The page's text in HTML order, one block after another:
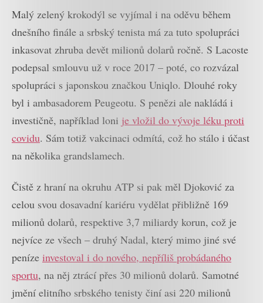
Malý zelený krokodýl se vyjímal i na oděvu během
dnešního finále a srbský tenista má za tuto spolupráci
inkasovat zhruba devět milionů dolarů ročně. S Lacoste
podepsal smlouvu už v roce 2017 – poté, co rozvázal
spolupráci s japonskou značkou Uniqlo. Dlouhé roky
byl i ambasadorem Peugeotu. S penězi ale nakládá i
investičně, například loni je vložil do vývoje léku proti
covidu. Sám totiž vakcinaci odmítá, což ho stálo i účast
na několika grandslamech.
Čistě z hraní na okruhu ATP si pak měl Djoković za
celou svou dosavadní kariéru vydělat přibližně 169
milionů dolarů, respektive 3,7 miliardy korun, což je
nejvíce ze všech – druhý Nadal, který mimo jiné své
peníze investoval i do nového, nepříliš probádaného
sportu, na něj ztrácí přes 30 milionů dolarů. Samotné
jmění elitního srbského tenisty činí asi 220 milionů